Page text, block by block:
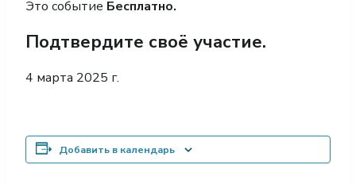
Это событие Бесплатно.
Подтвердите своё участие.
4 марта 2025 г.
Добавить в календарь